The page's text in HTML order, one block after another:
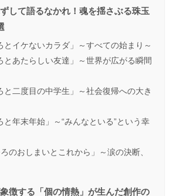
して語るなかれ！魂を揺さぶる珠玉
とイケないカラダ」～すべての始まり～
とあたらしい友達」～世界が広がる瞬間
と二度目の中学生」～社会復帰への大き
と年末年始」～“みんなといる”という幸
のおしまいとこれから」～涙の決断、
象徴する「個の情熱」が生んだ創作の